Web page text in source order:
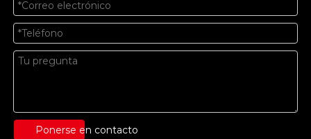
Ponerse en contacto